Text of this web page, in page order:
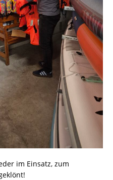
im Einsatz, zum